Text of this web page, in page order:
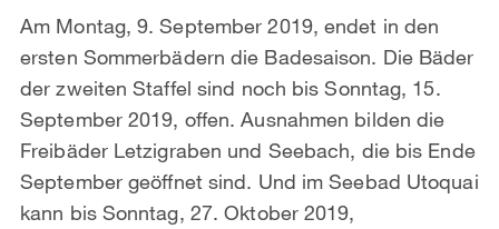
Am Montag, 9. September 2019, endet in den
ersten Sommerbädern die Badesaison. Die Bäder
der zweiten Staffel sind noch bis Sonntag, 15.
September 2019, offen. Ausnahmen bilden die
Freibäder Letzigraben und Seebach, die bis Ende
September geöffnet sind. Und im Seebad Utoquai
kann bis Sonntag, 27. Oktober 2019,